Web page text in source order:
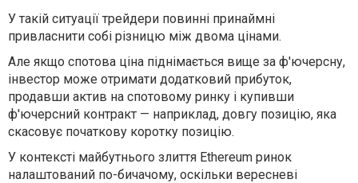
У такій ситуації трейдери повинні принаймні
привласнити собі різницю між двома цінами.
Але якщо спотова ціна піднімається вище за ф'ючерсну,
інвестор може отримати додатковий прибуток,
продавши актив на спотовому ринку і купивши
ф'ючерсний контракт — наприклад, довгу позицію, яка
скасовує початкову коротку позицію.
У контексті майбутнього злиття Ethereum ринок
налаштований по-бичачому, оскільки вересневі